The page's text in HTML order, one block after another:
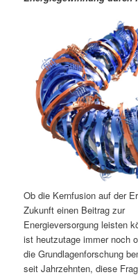
e
h
a
l
ä
I
n
h
n
Ob die Kernfusion auf der
Zukunft einen Beitrag zur
Energieversorgung leisten
ist heutzutage immer noch
die Grundlagenforschung
seit Jahrzehnten, diese